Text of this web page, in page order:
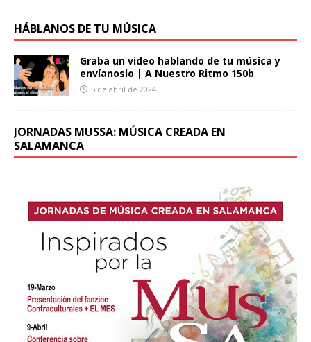
HÁBLANOS DE TU MÚSICA
Graba un video hablando de tu música y
envíanoslo | A Nuestro Ritmo 150b
5 de abril de 2024
JORNADAS MUSSA: MÚSICA CREADA EN
SALAMANCA